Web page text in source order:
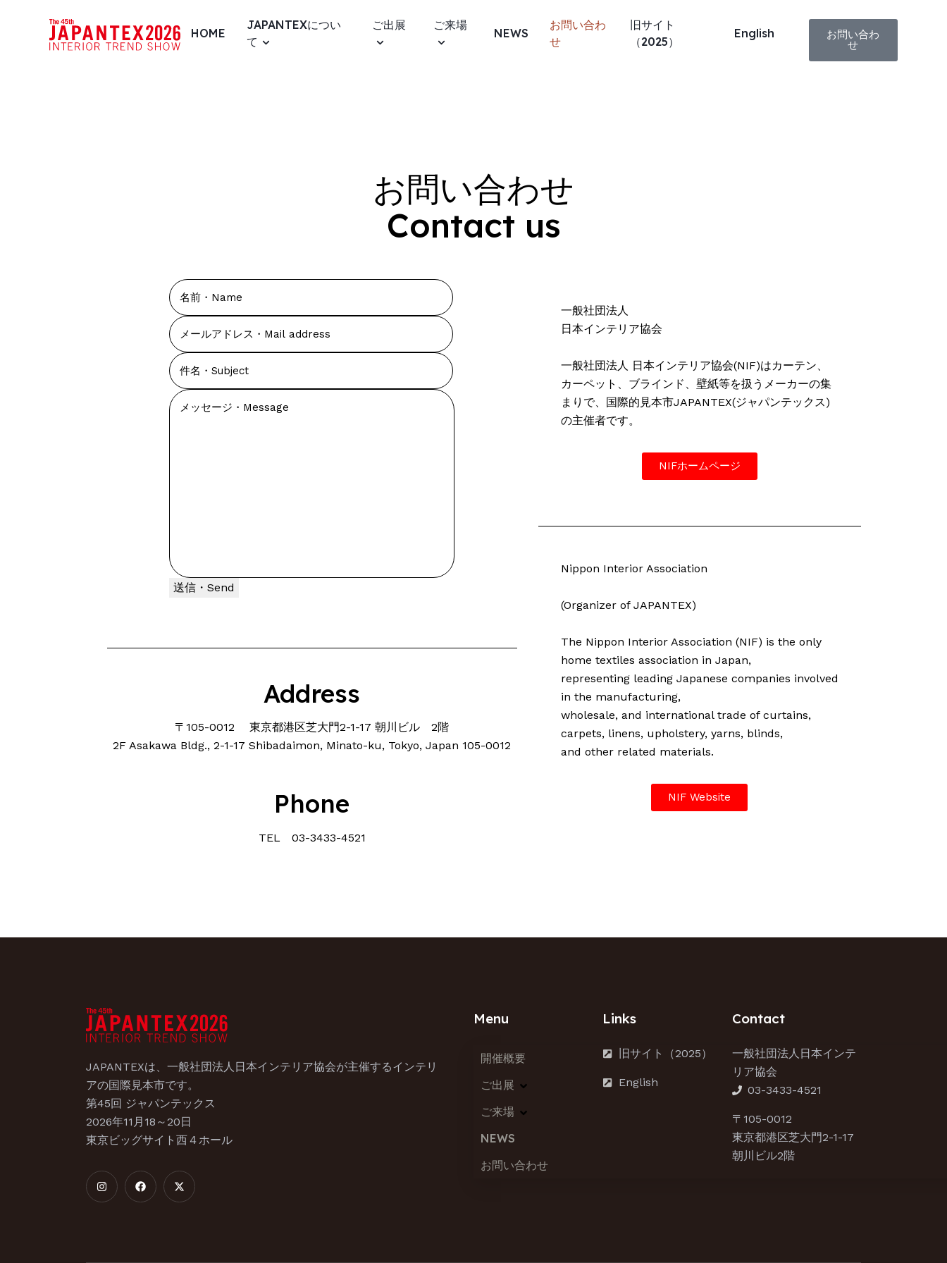
HOME
JAPANTEXについ
て
ご出展 ご来場
NEWS
お問い合わ
せ
旧サイト
（2025）
English
お問い合わ
せ
お問い合わせ
Contact us
Address
〒105-0012 東京都港区芝大門2-1-17 朝川ビル 2階
2F Asakawa Bldg., 2-1-17 Shibadaimon, Minato-ku, Tokyo, Japan 105-0012
Phone
TEL 03-3433-4521
一般社団法人
日本インテリア協会
一般社団法人 日本インテリア協会(NIF)はカーテン、
カーペット、ブラインド、壁紙等を扱うメーカーの集
まりで、国際的見本市JAPANTEX(ジャパンテックス)
の主催者です。
NIFホームページ
Nippon Interior Association
(Organizer of JAPANTEX)
The Nippon Interior Association (NIF) is the only
home textiles association in Japan,
representing leading Japanese companies involved
in the manufacturing,
wholesale, and international trade of curtains,
carpets, linens, upholstery, yarns, blinds,
and other related materials.
NIF Website
JAPANTEXは、一般社団法人日本インテリア協会が主催するインテリ
アの国際見本市です。​
第45回 ジャパンテックス
2026年11月18～20日
東京ビッグサイト西４ホール
Menu
開催概要
ご出展
ご来場
NEWS
お問い合わせ
Links
旧サイト（2025）
English
Contact
一般社団法人日本インテ
リア協会
03-3433-4521
〒105-0012
東京都港区芝大門2-1-17
朝川ビル2階